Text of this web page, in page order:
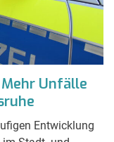
Unfälle
Entwicklung